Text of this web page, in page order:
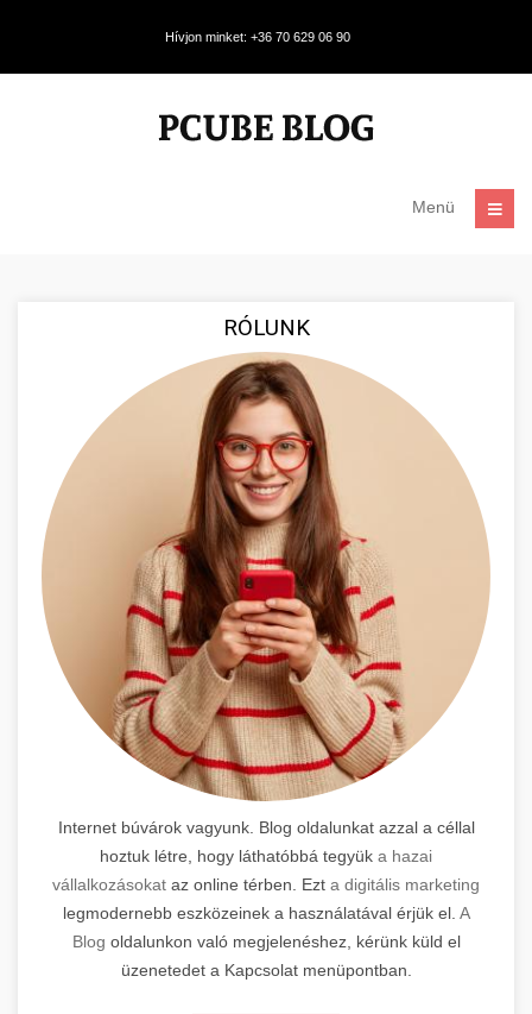
Hívjon minket: +36 70 629 06 90
Menü
RÓLUNK
Internet búvárok vagyunk. Blog oldalunkat azzal a céllal
hoztuk létre, hogy láthatóbbá tegyük a hazai
vállalkozásokat az online térben. Ezt a digitális marketing
legmodernebb eszközeinek a használatával érjük el. A
Blog oldalunkon való megjelenéshez, kérünk küld el
üzenetedet a Kapcsolat menüpontban.